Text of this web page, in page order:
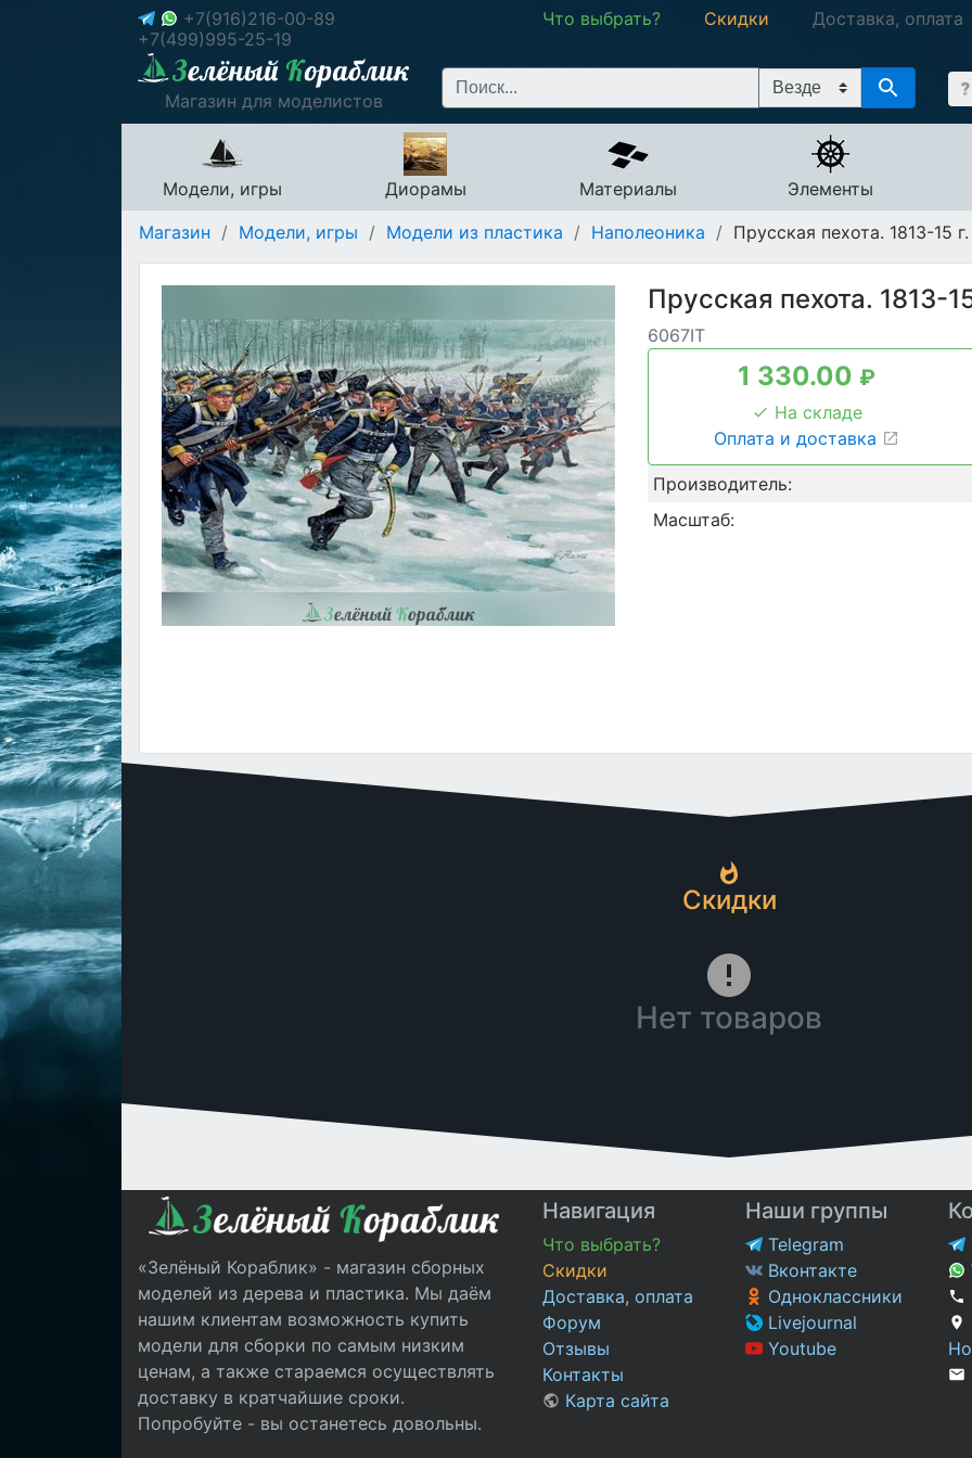
+7(916)216-00-89
+7(499)995-25-19
Что выбрать? Скидки Доставка, оплата
Магазин для моделистов
Модели, игры Диорамы Материалы
Элементы
Магазин / Модели, игры / Модели из пластика / Наполеоника / Прусская пехота. 1813-15
Прусская пехота. 1813-
6067IT
1 330.00 ₽
На складе
Оплата и доставка
Производитель:
Масштаб:
Скидки
Нет товаров
«Зелёный Кораблик» - магазин сборных
моделей из дерева и пластика. Мы даём
нашим клиентам возможность купить
модели для сборки по самым низким
ценам, а также стараемся осуществлять
доставку в кратчайшие сроки.
Попробуйте - вы останетесь довольны.
Навигация
Что выбрать?
Скидки
Доставка, оплата
Форум
Отзывы
Контакты
Карта сайта
Наши группы
Telegram
Вконтакте
Одноклассники
Livejournal
Youtube